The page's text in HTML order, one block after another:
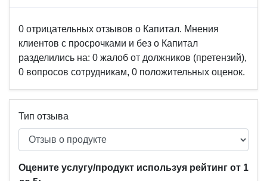
0 отрицательных отзывов о Капитал. Мнения
клиентов с просрочками и без о Капитал
разделились на: 0 жалоб от должников (претензий),
0 вопросов сотрудникам, 0 положительных оценок.
Тип отзыва
Оцените услугу/продукт используя рейтинг от 1